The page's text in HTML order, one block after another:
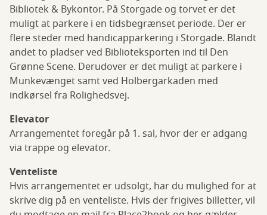
Bibliotek & Bykontor. På Storgade og torvet er det
muligt at parkere i en tidsbegrænset periode. Der er
flere steder med handicapparkering i Storgade. Blandt
andet to pladser ved Biblioteksporten ind til Den
Grønne Scene. Derudover er det muligt at parkere i
Munkevænget samt ved Holbergarkaden med
indkørsel fra Rolighedsvej.
Elevator
Arrangementet foregår på 1. sal, hvor der er adgang
via trappe og elevator.
Venteliste
Hvis arrangementet er udsolgt, har du mulighed for at
skrive dig på en venteliste. Hvis der frigives billetter, vil